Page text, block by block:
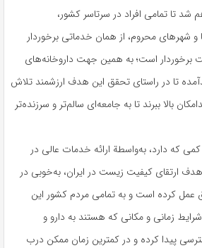
شد تا تمامی افراد در سرتاسر کشور،
شهرهای محروم، از همان خدماتی برخوردار
برخوردار است؛ به همین جهت داروخانه‌های
تا در راستای تحقق این هدف ارزشمند تلاش
بالا ببرند تا به جامعه‌ای سالم‌تر و سرزنده‌تر
که دارد، به‌واسطة ارائه خدمات عالی در
ارتقای کیفیت زیست در ایران، به‌خوبی در
کرده است و به تمامی مردم کشور این
زمانی و مکانی که هستند به دارو و
پیدا کرده و در کمترین زمان ممکن درب